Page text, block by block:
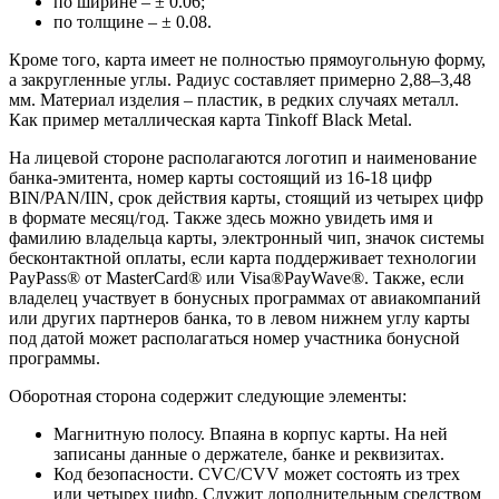
по толщине – ± 0.08.
Кроме того, карта имеет не полностью прямоугольную форму,
а закругленные углы. Радиус составляет примерно 2,88–3,48
мм. Материал изделия – пластик, в редких случаях металл.
Как пример металлическая карта Tinkoff Black Metal.
На лицевой стороне располагаются логотип и наименование
банка-эмитента, номер карты состоящий из 16-18 цифр
BIN/PAN/IIN, срок действия карты, стоящий из четырех цифр
в формате месяц/год. Также здесь можно увидеть имя и
фамилию владельца карты, электронный чип, значок системы
бесконтактной оплаты, если карта поддерживает технологии
PayPass® от MasterCard® или Visa®PayWave®. Также, если
владелец участвует в бонусных программах от авиакомпаний
или других партнеров банка, то в левом нижнем углу карты
под датой может располагаться номер участника бонусной
программы.
Оборотная сторона содержит следующие элементы:
Магнитную полосу. Впаяна в корпус карты. На ней
записаны данные о держателе, банке и реквизитах.
Код безопасности. CVC/CVV может состоять из трех
или четырех цифр. Служит дополнительным средством